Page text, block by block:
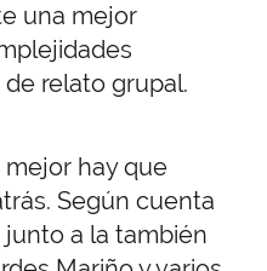
una mejor
relato grupal.
hay que
Según cuenta
a la también